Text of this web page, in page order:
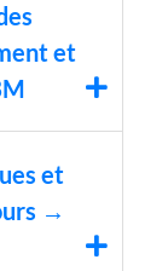
et
et
→